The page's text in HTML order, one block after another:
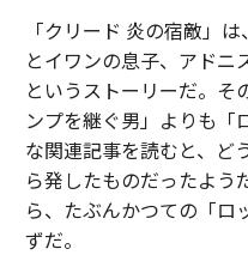
「クリード 炎の宿敵」
とイワンの息子、アドニ
というストーリーだ。そ
ンプを継ぐ男」よりも「
な関連記事を読むと、ど
ら発したものだったよう
ら、たぶんかつての「ロ
ずだ。